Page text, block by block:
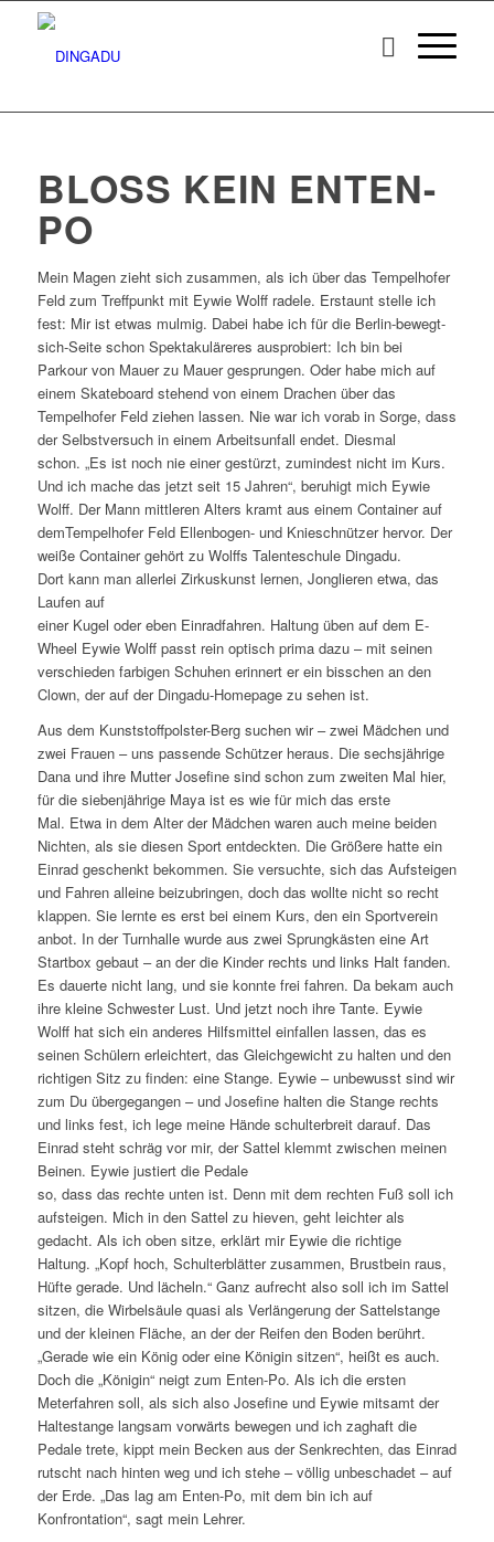
BLOSS KEIN ENTEN-P
O
Mein Magen zieht sich zusammen, als ich über das Tempelhofer
Feld zum Treffpunkt mit Eywie Wolff radele. Erstaunt stelle ich
fest: Mir ist etwas mulmig. Dabei habe ich für die Berlin-bewegt-
sich-Seite schon Spektakuläreres ausprobiert: Ich bin bei
Parkour von Mauer zu Mauer gesprungen. Oder habe mich auf
einem Skateboard stehend von einem Drachen über das
Tempelhofer Feld ziehen lassen. Nie war ich vorab in Sorge, dass
der Selbstversuch in einem Arbeitsunfall endet. Diesmal
schon. „Es ist noch nie einer gestürzt, zumindest nicht im Kurs.
Und ich mache das jetzt seit 15 Jahren“, beruhigt mich Eywie
Wolff. Der Mann mittleren Alters kramt aus einem Container auf
demTempelhofer Feld Ellenbogen- und Knieschnützer hervor. Der
weiße Container gehört zu Wolffs Talenteschule Dingadu.
Dort kann man allerlei Zirkuskunst lernen, Jonglieren etwa, das
Laufen auf
einer Kugel oder eben Einradfahren. Haltung üben auf dem E-
Wheel Eywie Wolff passt rein optisch prima dazu – mit seinen
verschieden farbigen Schuhen erinnert er ein bisschen an den
Clown, der auf der Dingadu-Homepage zu sehen ist.
Aus dem Kunststoffpolster-Berg suchen wir – zwei Mädchen und
zwei Frauen – uns passende Schützer heraus. Die sechsjährige
Dana und ihre Mutter Josefine sind schon zum zweiten Mal hier,
für die siebenjährige Maya ist es wie für mich das erste
Mal. Etwa in dem Alter der Mädchen waren auch meine beiden
Nichten, als sie diesen Sport entdeckten. Die Größere hatte ein
Einrad geschenkt bekommen. Sie versuchte, sich das Aufsteigen
und Fahren alleine beizubringen, doch das wollte nicht so recht
klappen. Sie lernte es erst bei einem Kurs, den ein Sportverein
anbot. In der Turnhalle wurde aus zwei Sprungkästen eine Art
Startbox gebaut – an der die Kinder rechts und links Halt fanden.
Es dauerte nicht lang, und sie konnte frei fahren. Da bekam auch
ihre kleine Schwester Lust. Und jetzt noch ihre Tante. Eywie
Wolff hat sich ein anderes Hilfsmittel einfallen lassen, das es
seinen Schülern erleichtert, das Gleichgewicht zu halten und den
richtigen Sitz zu finden: eine Stange. Eywie – unbewusst sind wir
zum Du übergegangen – und Josefine halten die Stange rechts
und links fest, ich lege meine Hände schulterbreit darauf. Das
Einrad steht schräg vor mir, der Sattel klemmt zwischen meinen
Beinen. Eywie justiert die Pedale
so, dass das rechte unten ist. Denn mit dem rechten Fuß soll ich
aufsteigen. Mich in den Sattel zu hieven, geht leichter als
gedacht. Als ich oben sitze, erklärt mir Eywie die richtige
Haltung. „Kopf hoch, Schulterblätter zusammen, Brustbein raus,
Hüfte gerade. Und lächeln.“ Ganz aufrecht also soll ich im Sattel
sitzen, die Wirbelsäule quasi als Verlängerung der Sattelstange
und der kleinen Fläche, an der der Reifen den Boden berührt.
„Gerade wie ein König oder eine Königin sitzen“, heißt es auch.
Doch die „Königin“ neigt zum Enten-Po. Als ich die ersten
Meterfahren soll, als sich also Josefine und Eywie mitsamt der
Haltestange langsam vorwärts bewegen und ich zaghaft die
Pedale trete, kippt mein Becken aus der Senkrechten, das Einrad
rutscht nach hinten weg und ich stehe – völlig unbeschadet – auf
der Erde. „Das lag am Enten-Po, mit dem bin ich auf
Konfrontation“, sagt mein Lehrer.